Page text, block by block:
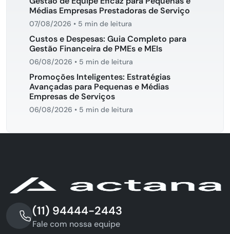
Médias Empresas Prestadoras de Serviço
07/08/2026 • 5 min de leitura
Custos e Despesas: Guia Completo para
Gestão Financeira de PMEs e MEIs
06/08/2026 • 5 min de leitura
Promoções Inteligentes: Estratégias
Avançadas para Pequenas e Médias
Empresas de Serviços
06/08/2026 • 5 min de leitura
(11) 94444-2443
Fale com nossa equipe